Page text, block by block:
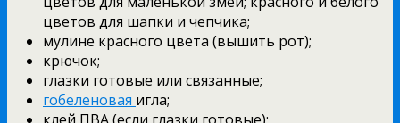
цветов для шапки и чепчика;
мулине красного цвета (вышить рот);
крючок;
глазки готовые или связанные;
гобеленовая игла;